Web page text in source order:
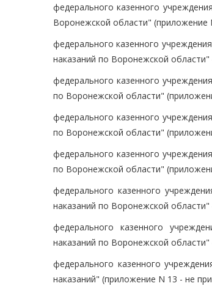
федерального казенного
Воронежской области" (приложение
федерального казенного
наказаний по Воронежской
федерального казенного
по Воронежской области"
федерального казенного
по Воронежской области"
федерального казенного
по Воронежской области"
федерального казенного
наказаний по Воронежской
федерального казенного
наказаний по Воронежской
федерального казенного
наказаний" (приложение N 13 - не